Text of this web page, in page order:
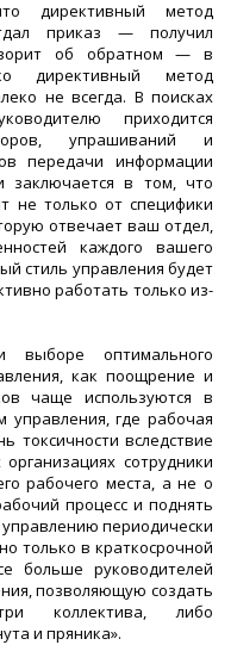
директивный метод
приказ — получил
об обратном — в
директивный метод
не всегда. В поисках
приходится
упрашиваний и
передачи информации
заключается в том, что
не только от специфики
отвечает ваш отдел,
каждого вашего
стиль управления будет
работать только из-
оптимального
как поощрение и
чаще используются в
управления, где рабочая
токсичности вследствие
сотрудники
рабочего места, а не о
процесс и поднять
периодически
только в краткосрочной
больше руководителей
позволяющую создать
коллектива, либо
и пряника».